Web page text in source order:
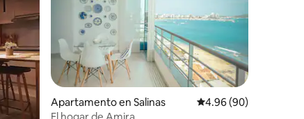
Apartamento en Salinas Calificación
4.96 (90)